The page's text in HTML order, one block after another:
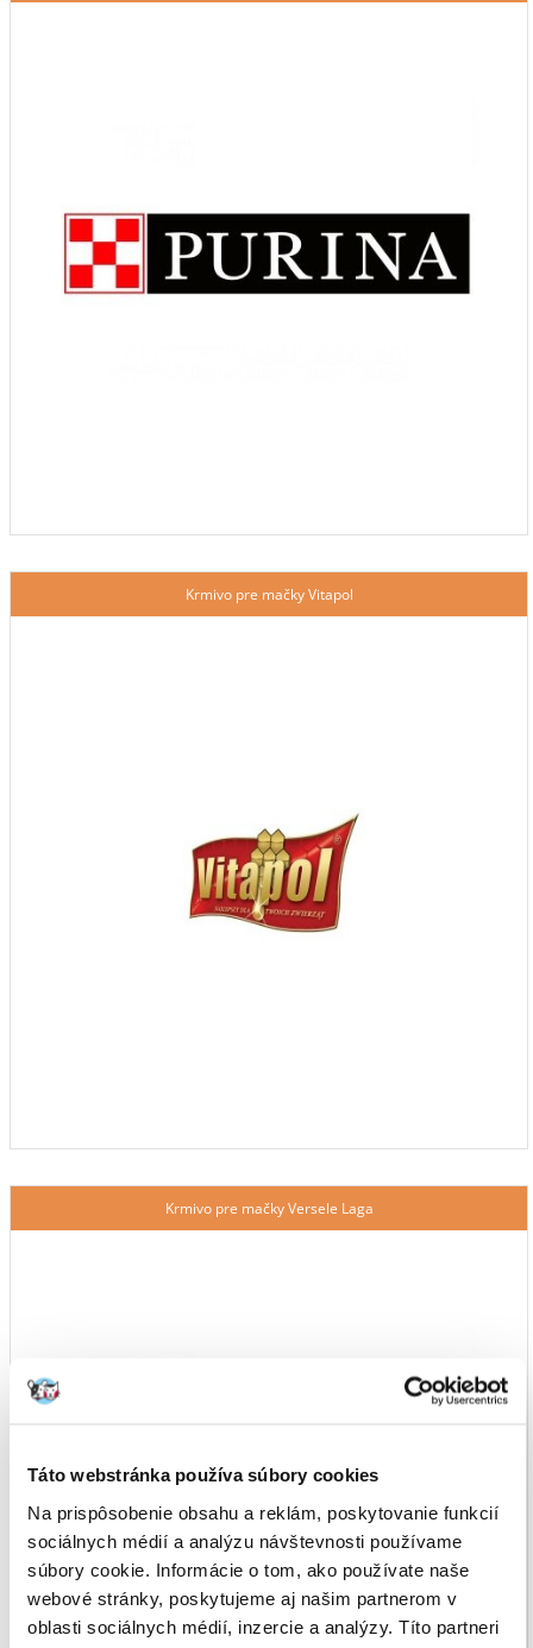
Táto webstránka používa súbory cookies
Na prispôsobenie obsahu a reklám, poskytovanie funkcií
sociálnych médií a analýzu návštevnosti používame
súbory cookie. Informácie o tom, ako používate naše
webové stránky, poskytujeme aj našim partnerom v
oblasti sociálnych médií, inzercie a analýzy. Títo partneri
Krmivo pre mačky Vitapol
Krmivo pre mačky Versele Laga